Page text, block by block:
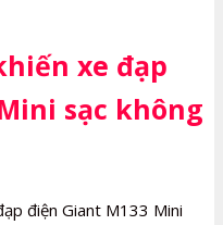
xe đạp
sạc không
điện Giant M133 Mini